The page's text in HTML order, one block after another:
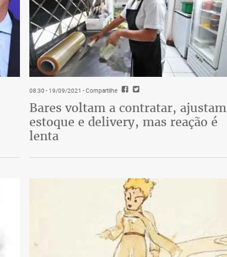
08:30 - 19/09/2021 - Compartilhe
Bares voltam a contratar, ajustam
estoque e delivery, mas reação é
lenta